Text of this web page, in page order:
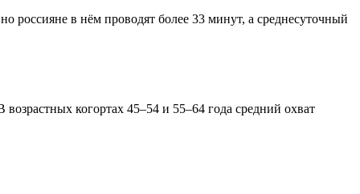
россияне в нём проводят более 33 минут, а среднесуточный
когортах 45–54 и 55–64 года средний охват